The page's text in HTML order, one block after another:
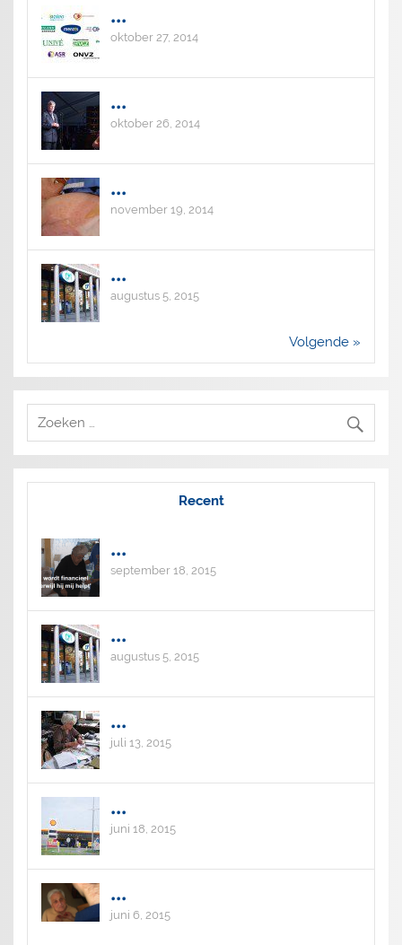
...
oktober 27, 2014
...
oktober 26, 2014
...
november 19, 2014
...
augustus 5, 2015
Volgende »
Recent
...
september 18, 2015
...
augustus 5, 2015
...
juli 13, 2015
...
juni 18, 2015
...
juni 6, 2015